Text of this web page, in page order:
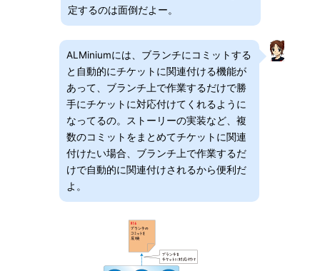
定するのは面倒だよー。
ALMiniumには、ブランチにコミットする
と自動的にチケットに関連付ける機能が
あって、ブランチ上で作業するだけで勝
手にチケットに対応付けてくれるように
なってるの。ストーリーの実装など、複
数のコミットをまとめてチケットに関連
付けたい場合、ブランチ上で作業するだ
けで自動的に関連付けされるから便利だ
よ。